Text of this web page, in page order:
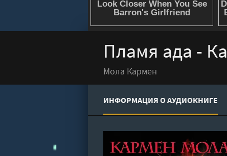
Пламя ада -
Мола Кармен
ИНФОРМАЦИЯ О АУДИОКНИГЕ